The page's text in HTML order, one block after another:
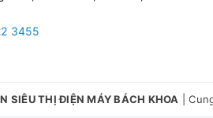
xử lý cọc bình bị ăn mòn,
mòn thành ruột bình chứa tại
3455
SIÊU THỊ ĐIỆN MÁY BÁCH KHOA